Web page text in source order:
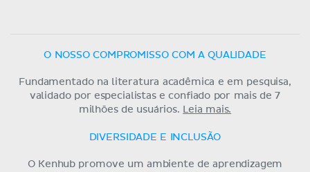
O NOSSO COMPROMISSO COM A QUALIDADE
Fundamentado na literatura acadêmica e em pesquisa,
validado por especialistas e confiado por mais de 7
milhões de usuários.
Leia mais.
DIVERSIDADE E INCLUSÃO
O Kenhub promove um ambiente de aprendizagem